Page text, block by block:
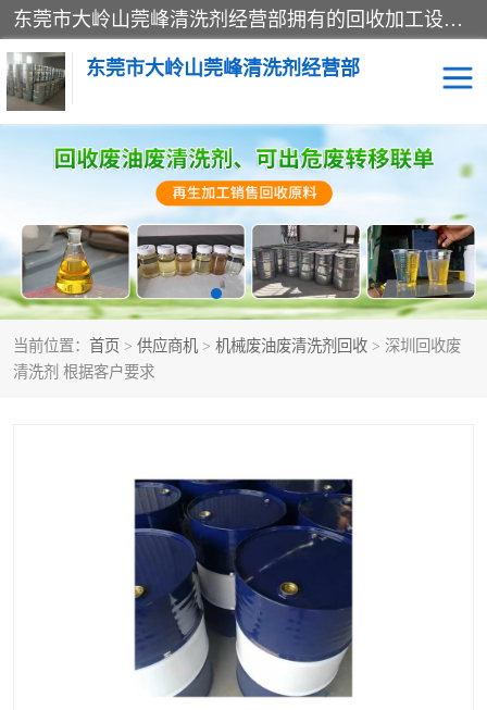
东莞市大岭山莞峰清洗剂经营部拥有的回收加工设备，大量废油回收、废清洗剂回收、废溶剂油回收、机械废油废清洗剂回收、废碳氢回收、碳氢液压油回收、碳氢二氯回收等废清洗剂处理；我们只是提供废旧化工原料的循环使用存放点，执行正规的存放，有正规的回收资质处理。同时我们公司批发零售回收级清洗剂，脱模油再生基础油，质量保证。
东莞市大岭山莞峰清洗剂经营部
当前位置： 首页 > 供应商机 > 机械废油废清洗剂回收 > 深圳回收废
清洗剂 根据客户要求
废清洗剂回收
废溶剂油回收 机械废油废清洗剂回收
废碳氢回收 碳氢液压油回收
碳氢二氯回收 回收废三四氯乙烯
回收废清洗剂 上门回收废清洗剂